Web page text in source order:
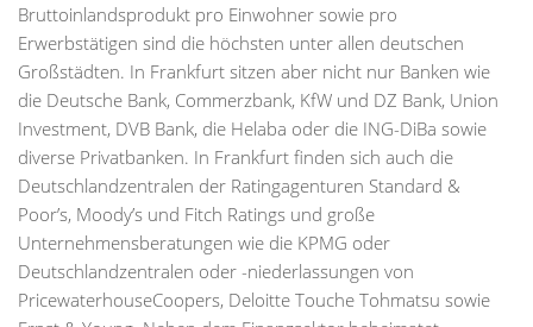
Bruttoinlandsprodukt pro Einwohner sowie pro
Erwerbstätigen sind die höchsten unter allen deutschen
Großstädten. In Frankfurt sitzen aber nicht nur Banken wie
die Deutsche Bank, Commerzbank, KfW und DZ Bank, Union
Investment, DVB Bank, die Helaba oder die ING-DiBa sowie
diverse Privatbanken. In Frankfurt finden sich auch die
Deutschlandzentralen der Ratingagenturen Standard &
Poor’s, Moody’s und Fitch Ratings und große
Unternehmensberatungen wie die KPMG oder
Deutschlandzentralen oder -niederlassungen von
PricewaterhouseCoopers, Deloitte Touche Tohmatsu sowie